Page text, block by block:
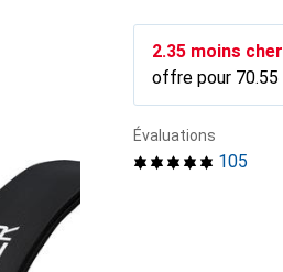
CHF
2.35 moins cher
offre pour CHF
70.55
105
Évaluations